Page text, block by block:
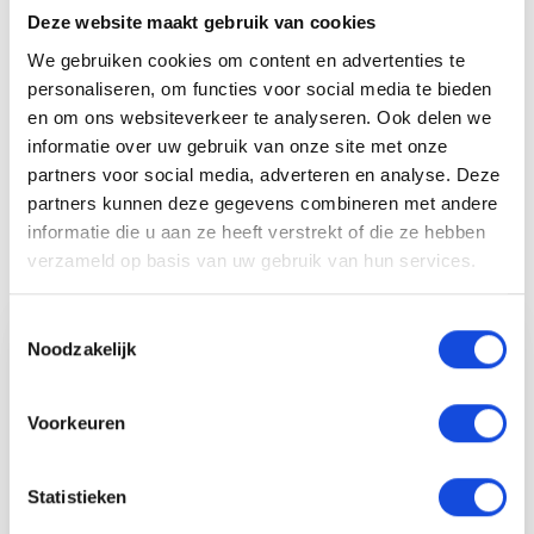
Deze website maakt gebruik van cookies
We gebruiken cookies om content en advertenties te
personaliseren, om functies voor social media te bieden
en om ons websiteverkeer te analyseren. Ook delen we
informatie over uw gebruik van onze site met onze
partners voor social media, adverteren en analyse. Deze
partners kunnen deze gegevens combineren met andere
informatie die u aan ze heeft verstrekt of die ze hebben
verzameld op basis van uw gebruik van hun services.
Noodzakelijk
Voorkeuren
Statistieken
Stel uw vraag
Maak een afspraak
Auto Keijzers - RDW Erkend